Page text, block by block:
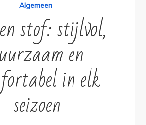
Algemeen
stof: stijlvol,
en
in elk
seizoen